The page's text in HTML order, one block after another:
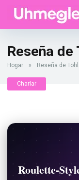
Reseña de
Hogar » Reseña de
Charlar
Roulette-